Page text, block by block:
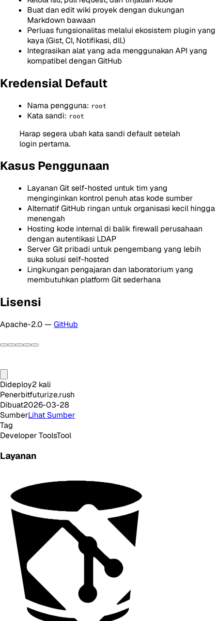
Buat dan edit wiki proyek dengan dukungan
Markdown bawaan
Perluas fungsionalitas melalui ekosistem plugin yang
kaya (Gist, CI, Notifikasi, dll.)
Integrasikan alat yang ada menggunakan API yang
kompatibel dengan GitHub
Kredensial Default
Nama pengguna: root
Kata sandi: root
Harap segera ubah kata sandi default setelah
login pertama.
Kasus Penggunaan
Layanan Git self-hosted untuk tim yang
menginginkan kontrol penuh atas kode sumber
Alternatif GitHub ringan untuk organisasi kecil hingga
menengah
Hosting kode internal di balik firewall perusahaan
dengan autentikasi LDAP
Server Git pribadi untuk pengembang yang lebih
suka solusi self-hosted
Lingkungan pengajaran dan laboratorium yang
membutuhkan platform Git sederhana
Lisensi
Apache-2.0 — GitHub
Dideploy2 kali
Penerbitfuturize.rush
Dibuat2026-03-28
SumberLihat Sumber
Tag
Developer ToolsTool
Layanan